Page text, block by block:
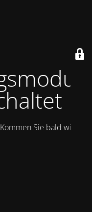
Sie bald wieder.